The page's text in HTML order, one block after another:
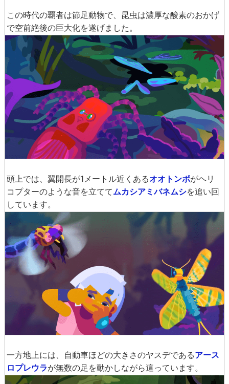
この時代の覇者は節足動物で、昆虫は濃厚な酸素のおかげ
で空前絶後の巨大化を遂げました。
頭上では、翼開長が1メートル近くあるオオトンボがヘリ
コプターのような音を立ててムカシアミバネムシを追い回
しています。
一方地上には、自動車ほどの大きさのヤスデであるアース
ロプレウラが無数の足を動かしながら這っています。